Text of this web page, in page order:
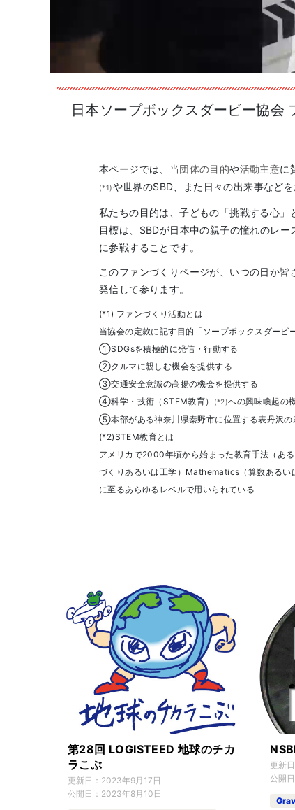
日本ソープボックスダービー協会
本ページでは、 当団体の目的や活動主意に
(*1)や世界のSBD、また日々の出来事などを
私たちの目的は、子どもの「挑戦する心」
目標は、SBDが日本中の親子の憧れのレ
に参戦することです。
このファンづくりページが、いつの日か
発信して参ります。
(*1) ファンづくり活動とは
当協会の定款に記す目的「ソープボックスダー
①SDGsを積極的に発信・行動する
②クルマに親しむ機会を提供する
③交通安全意識の高揚の機会を提供する
④科学・技術（STEM教育）
(*2)への興味喚起の
⑤本部がある神奈川県秦野市に位置する表丹沢の
(*2)STEM教育とは
アメリカで2000年頃から始まった教育手法（あ
づくりあるいは工学）Mathematics（算数あるい
に至るあらゆるレベルで用いられている
第28回 LOGISTEED 地球のチカ
ラこぶ
更新日： 2023年9月17日
公開日： 2023年8月10日
更新日
公開日